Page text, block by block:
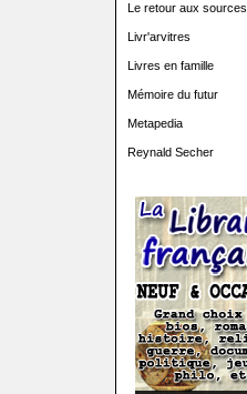
Le retour aux sources
Livr'arvitres
Livres en famille
Mémoire du futur
Metapedia
Reynald Secher